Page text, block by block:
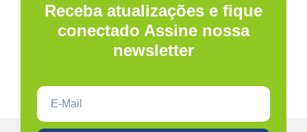
Receba atualizações e fique
conectado Assine nossa
newsletter